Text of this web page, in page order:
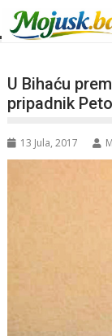
U Bihaću
pripadnik
13 Jula, 2017